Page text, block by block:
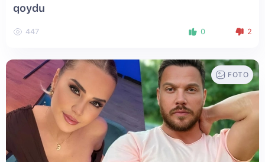
qoydu
447 0 2
FOTO